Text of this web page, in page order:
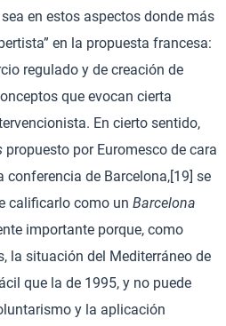
en estos aspectos donde más
en la propuesta francesa:
regulado y de creación de
que evocan cierta
En cierto sentido,
propuesto por Euromesco de cara
conferencia de Barcelona,[19] se
calificarlo como un Barcelona
importante porque, como
la situación del Mediterráneo de
que la de 1995, y no puede
y la aplicación